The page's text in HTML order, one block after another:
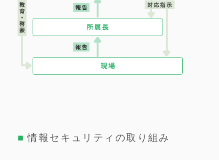
情報セキュリティの取り組み